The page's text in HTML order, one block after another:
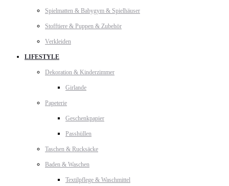
Spielmatten & Babygym & Spielhäuser
Stofftiere & Puppen & Zubehör
Verkleiden
LIFESTYLE
Dekoration & Kinderzimmer
Girlande
Papeterie
Geschenkpapier
Passhüllen
Taschen & Rucksäcke
Baden & Waschen
Textilpflege & Waschmittel